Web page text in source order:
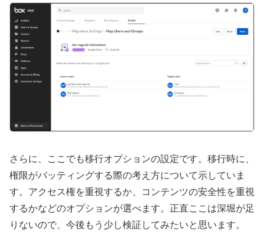
さらに、ここでも移行オプションの設定です。移行時に、
権限がバッティングする際の考え方について示していま
す。アクセス権を重視するか、コンテンツの安全性を重視
するかなどのオプションが選べます。正直ここは深堀が足
りないので、今後もう少し検証してみたいと思います。